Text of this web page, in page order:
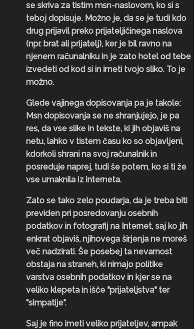
se skriva za tistim msn-naslovom, ko si s
teboj dopisuje. Možno je, da se je tudi kdo
drug prijavil preko prijateljičinega naslova
(npr. brat ali prijatelj), ker je bil ravno na
njenem računalniku in je zato hotel od tebe
izvedeti od kod si in imeti tvojo sliko. To je
možno.
Glede vajinega dopisovanja pa je takole:
Msn dopisovanja se ne shranjujejo, je pa
res, da vse slike in tekste, ki jih objaviš na
netu, lahko v tistem času ko so objavljeni,
kdorkoli shrani na svoj računalnik in
posreduje naprej, tudi še potem, ko si ti že
vse umaknila iz interneta.
Zato se tako zelo poudarja, da je treba biti
previden pri posredovanju osebnih
podatkov in fotografij na Internet, saj ko jih
enkrat objaviš, njihovega širjenja ne moreš
več nadzirati. Še posebej ta nevarnost
obstaja na straneh, ki nimajo politike
varstva osebnih podatkov in kjer se na
veliko klepeta in išče "prijateljstva" ter
"simpatije".
Saj je fino imeti veliko prijateljev, ampak